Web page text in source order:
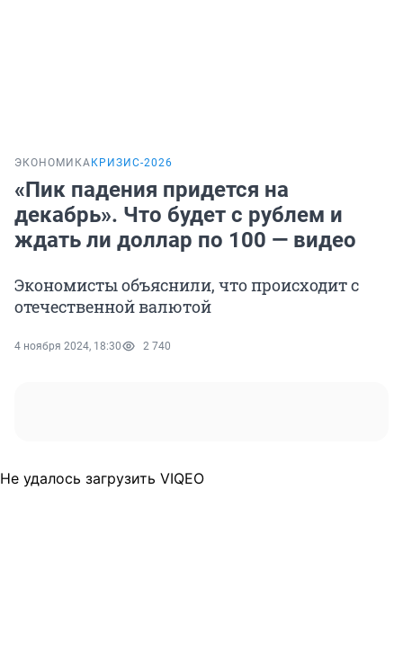
ЭКОНОМИКА КРИЗИС-2026
«Пик падения придется на
декабрь». Что будет с рублем и
ждать ли доллар по 100 — видео
Экономисты объяснили, что происходит с
отечественной валютой
4 ноября 2024, 18:30 2 740
Не удалось загрузить VIQEO